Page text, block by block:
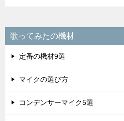
歌ってみたの機材
定番の機材9選
マイクの選び方
コンデンサーマイク5選